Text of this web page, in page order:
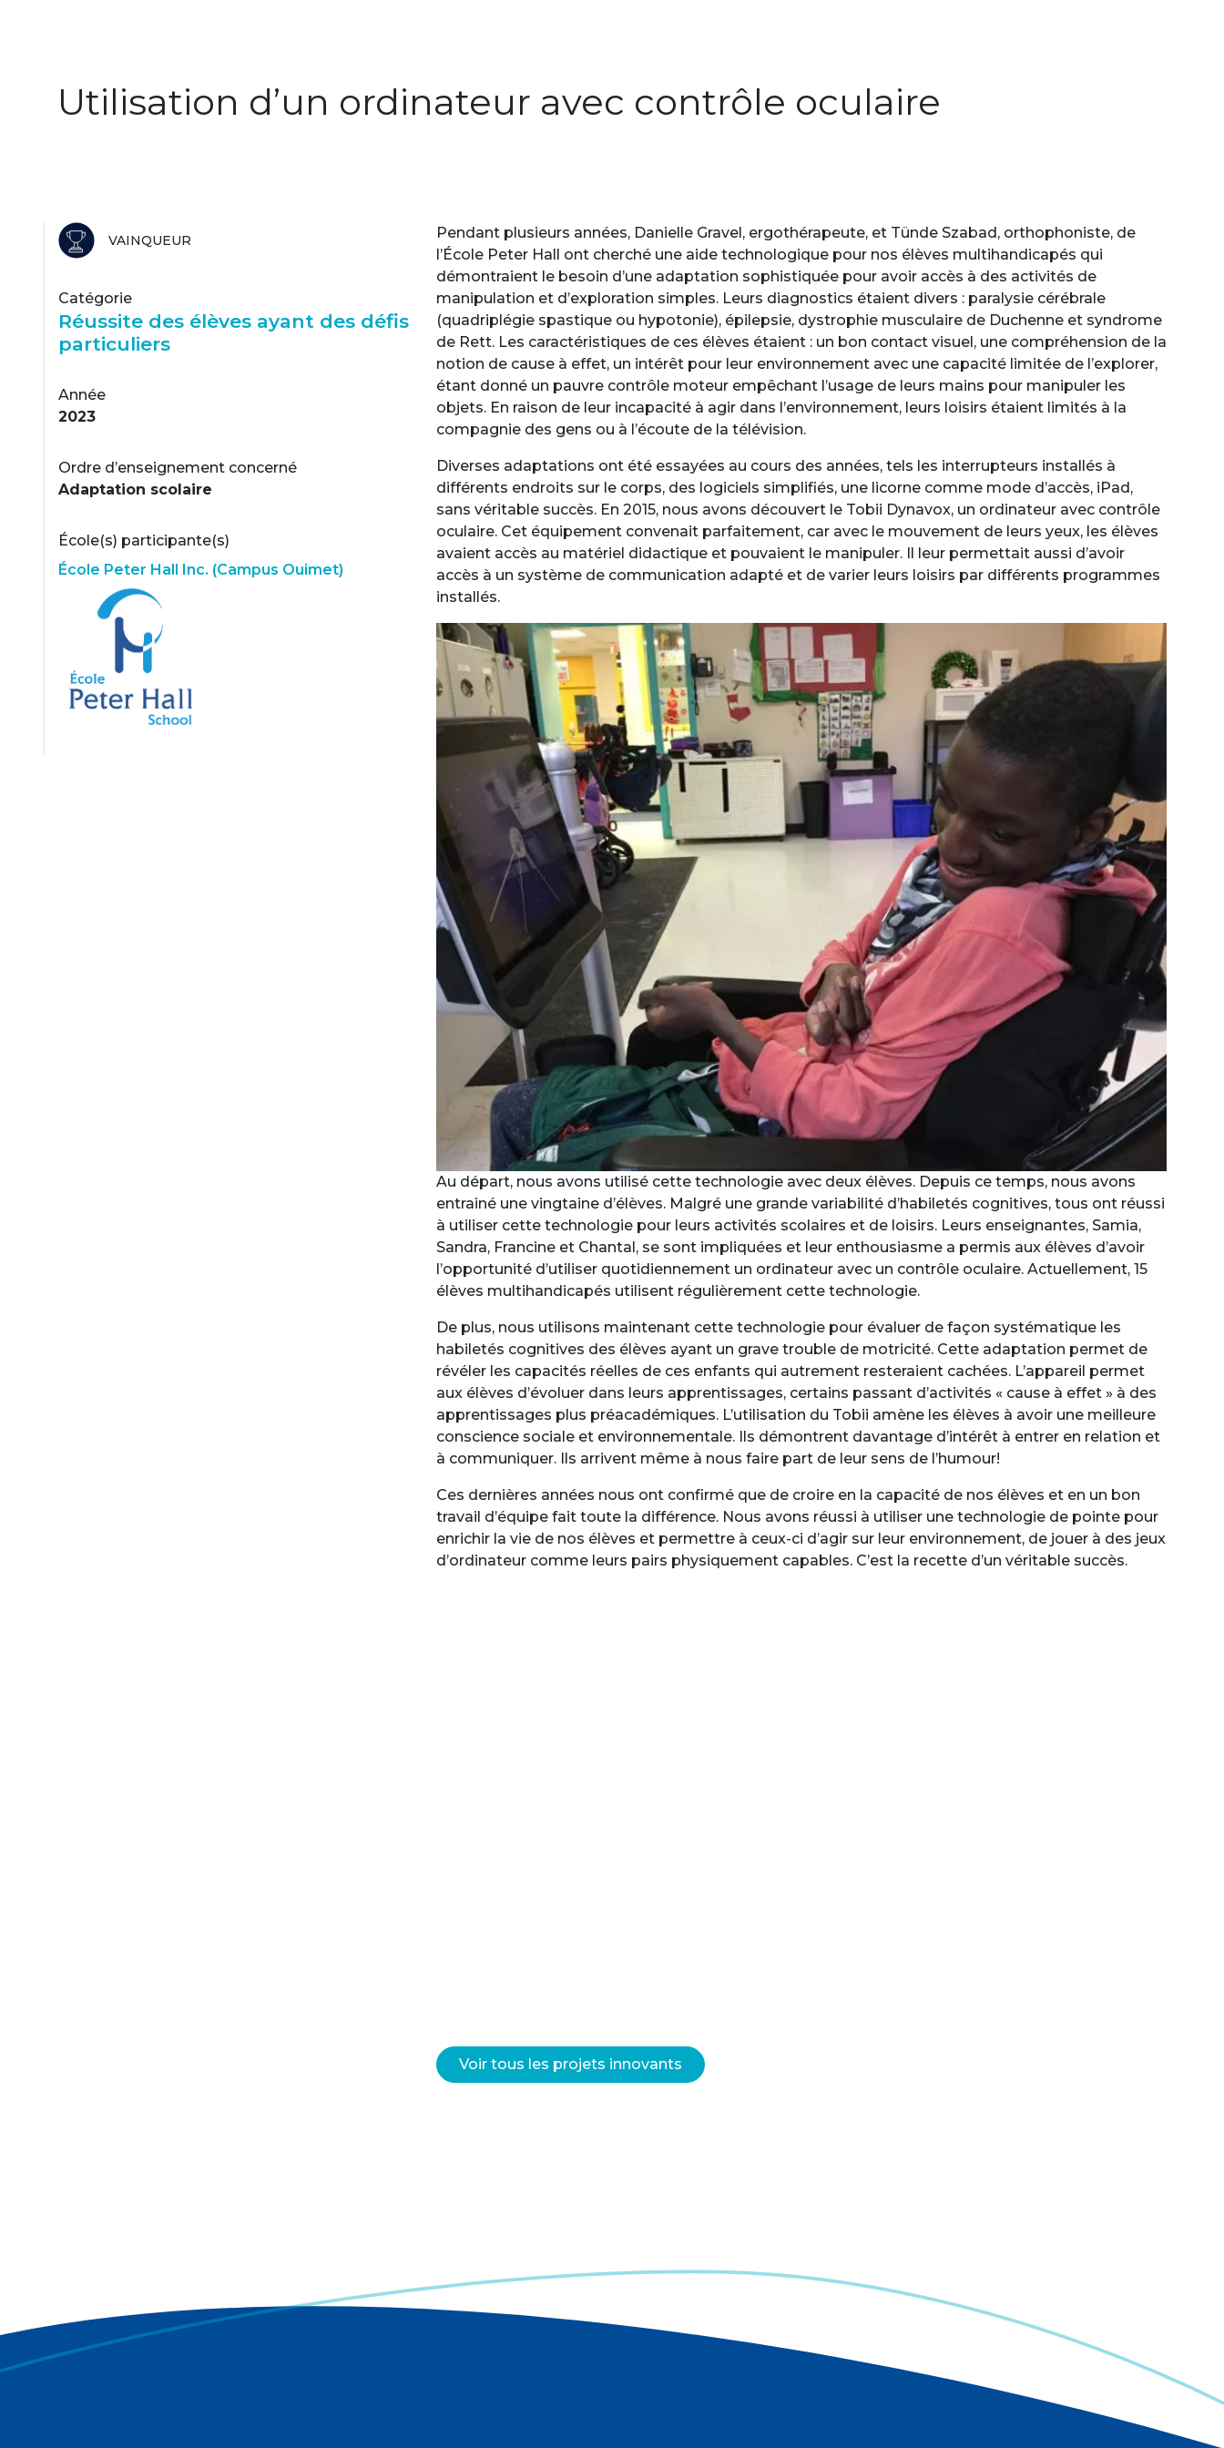
Utilisation d’un ordinateur avec contrôle oculaire
VAINQUEUR
Catégorie
Réussite des élèves ayant des défis
particuliers
Année
2023
Ordre d’enseignement concerné
Adaptation scolaire
École(s) participante(s)
École Peter Hall Inc. (Campus Ouimet)
Pendant plusieurs années, Danielle Gravel, ergothérapeute, et Tünde Szabad, orthophoniste, de
l’École Peter Hall ont cherché une aide technologique pour nos élèves multihandicapés qui
démontraient le besoin d’une adaptation sophistiquée pour avoir accès à des activités de
manipulation et d’exploration simples. Leurs diagnostics étaient divers : paralysie cérébrale
(quadriplégie spastique ou hypotonie), épilepsie, dystrophie musculaire de Duchenne et syndrome
de Rett. Les caractéristiques de ces élèves étaient : un bon contact visuel, une compréhension de la
notion de cause à effet, un intérêt pour leur environnement avec une capacité limitée de l’explorer,
étant donné un pauvre contrôle moteur empêchant l’usage de leurs mains pour manipuler les
objets. En raison de leur incapacité à agir dans l’environnement, leurs loisirs étaient limités à la
compagnie des gens ou à l’écoute de la télévision.
Diverses adaptations ont été essayées au cours des années, tels les interrupteurs installés à
différents endroits sur le corps, des logiciels simplifiés, une licorne comme mode d’accès, iPad,
sans véritable succès. En 2015, nous avons découvert le Tobii Dynavox, un ordinateur avec contrôle
oculaire. Cet équipement convenait parfaitement, car avec le mouvement de leurs yeux, les élèves
avaient accès au matériel didactique et pouvaient le manipuler. Il leur permettait aussi d’avoir
accès à un système de communication adapté et de varier leurs loisirs par différents programmes
installés.
Image
Au départ, nous avons utilisé cette technologie avec deux élèves. Depuis ce temps, nous avons
entrainé une vingtaine d’élèves. Malgré une grande variabilité d’habiletés cognitives, tous ont réussi
à utiliser cette technologie pour leurs activités scolaires et de loisirs. Leurs enseignantes, Samia,
Sandra, Francine et Chantal, se sont impliquées et leur enthousiasme a permis aux élèves d’avoir
l’opportunité d’utiliser quotidiennement un ordinateur avec un contrôle oculaire. Actuellement, 15
élèves multihandicapés utilisent régulièrement cette technologie.
De plus, nous utilisons maintenant cette technologie pour évaluer de façon systématique les
habiletés cognitives des élèves ayant un grave trouble de motricité. Cette adaptation permet de
révéler les capacités réelles de ces enfants qui autrement resteraient cachées. L’appareil permet
aux élèves d’évoluer dans leurs apprentissages, certains passant d’activités « cause à effet » à des
apprentissages plus préacadémiques. L’utilisation du Tobii amène les élèves à avoir une meilleure
conscience sociale et environnementale. Ils démontrent davantage d’intérêt à entrer en relation et
à communiquer. Ils arrivent même à nous faire part de leur sens de l’humour!
Ces dernières années nous ont confirmé que de croire en la capacité de nos élèves et en un bon
travail d’équipe fait toute la différence. Nous avons réussi à utiliser une technologie de pointe pour
enrichir la vie de nos élèves et permettre à ceux-ci d’agir sur leur environnement, de jouer à des jeux
d’ordinateur comme leurs pairs physiquement capables. C’est la recette d’un véritable succès.
Voir tous les projets innovants